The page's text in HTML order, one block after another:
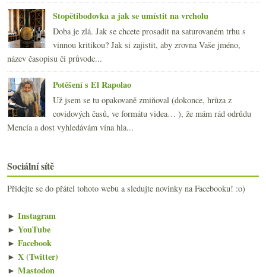
Stopětibodovka a jak se umístit na vrcholu
Doba je zlá. Jak se chcete prosadit na saturovaném trhu s
vinnou kritikou? Jak si zajistit, aby zrovna Vaše jméno,
název časopisu či průvodc...
Potěšení s El Rapolao
Už jsem se tu opakovaně zmiňoval (dokonce, hrůza z
covidových časů, ve formátu videa… ), že mám rád odrůdu
Mencía a dost vyhledávám vína hla...
Sociální sítě
Přidejte se do přátel tohoto webu a sledujte novinky na Facebooku! :o)
► Instagram
► YouTube
► Facebook
► X (Twitter)
► Mastodon